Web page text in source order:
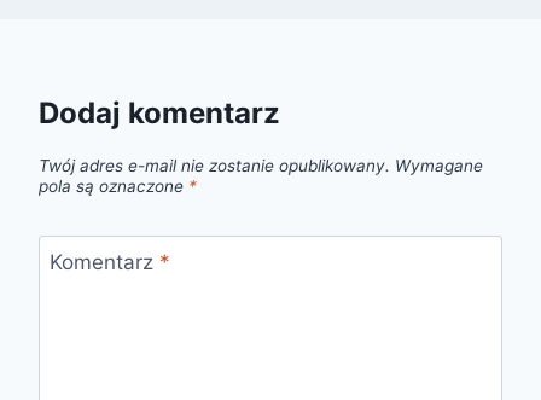
Dodaj komentarz
Twój adres e-mail nie zostanie opublikowany. Wymagane
pola są oznaczone *
Komentarz *